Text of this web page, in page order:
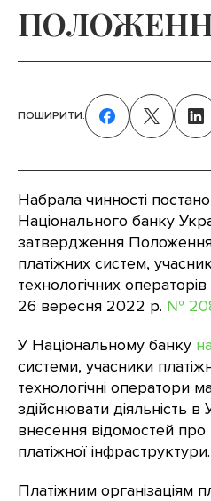
Набрала чинності
Національного банку
затвердження
платіжних систем,
технологічних
26 вересня 2022 р. №
У Національному банку
системи, учасники
технологічні оператори
здійснювати діяльність в
внесення відомостей
платіжної інфраструктури.
Платіжним організаціям
ПОШИРИТИ: